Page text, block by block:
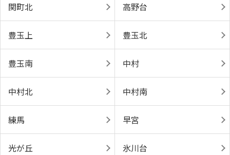
関町北 高野台
豊玉上 豊玉北
豊玉南 中村
中村北 中村南
練馬 早宮
光が丘 氷川台